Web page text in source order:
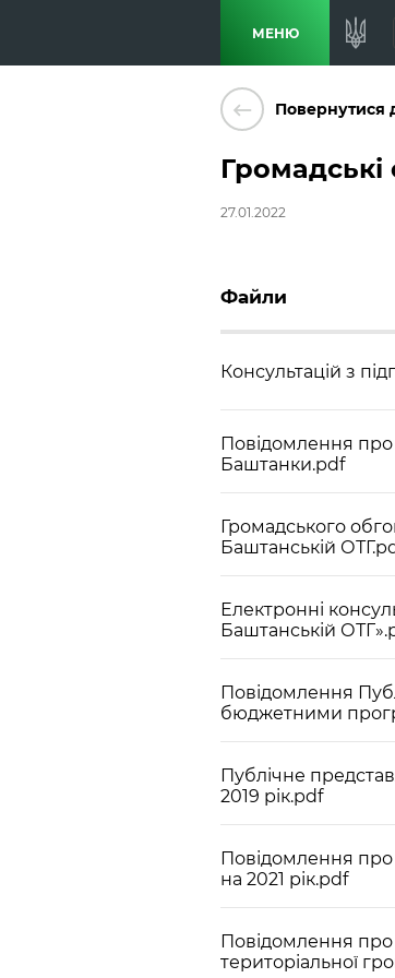
МЕНЮ
keyboard_backspace Повернутися
27.01.2022
Файли
Консультацій з
Повідомлення
Баштанки.pdf
Громадського
Баштанській
Електронні
Баштанській
Повідомлення
бюджетними
Публічне
2019 рік.pdf
Повідомлення про
на 2021 рік.pdf
Повідомлення про
територіальної